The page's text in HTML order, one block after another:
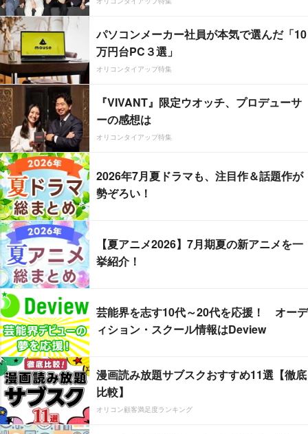
パソコンメーカー社員が本気で選んだ「10
万円台PC３選」
オリコンタイアップ特集
『VIVANT』限定ウオッチ、プロデューサ
ーの感想は
オリコンタイアップ特集
2026年7月夏ドラマも、注目作＆話題作が
勢ぞろい！
【夏アニメ2026】7月期夏の新アニメを一
挙紹介！
芸能界を志す10代～20代を応援！ オーデ
ィション・スクール情報はDeview
漫画読み放題サブスクおすすめ11選【徹底
比較】
オリコン顧客満足度ランキング